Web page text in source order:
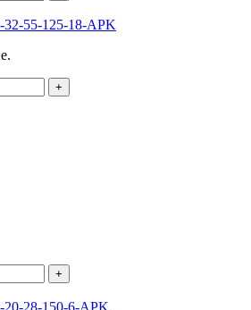
55-125-18-APK
+
+